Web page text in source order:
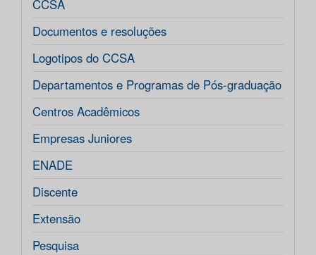
CCSA
Documentos e resoluções
Logotipos do CCSA
Departamentos e Programas de Pós-graduação
Centros Acadêmicos
Empresas Juniores
ENADE
Discente
Extensão
Pesquisa